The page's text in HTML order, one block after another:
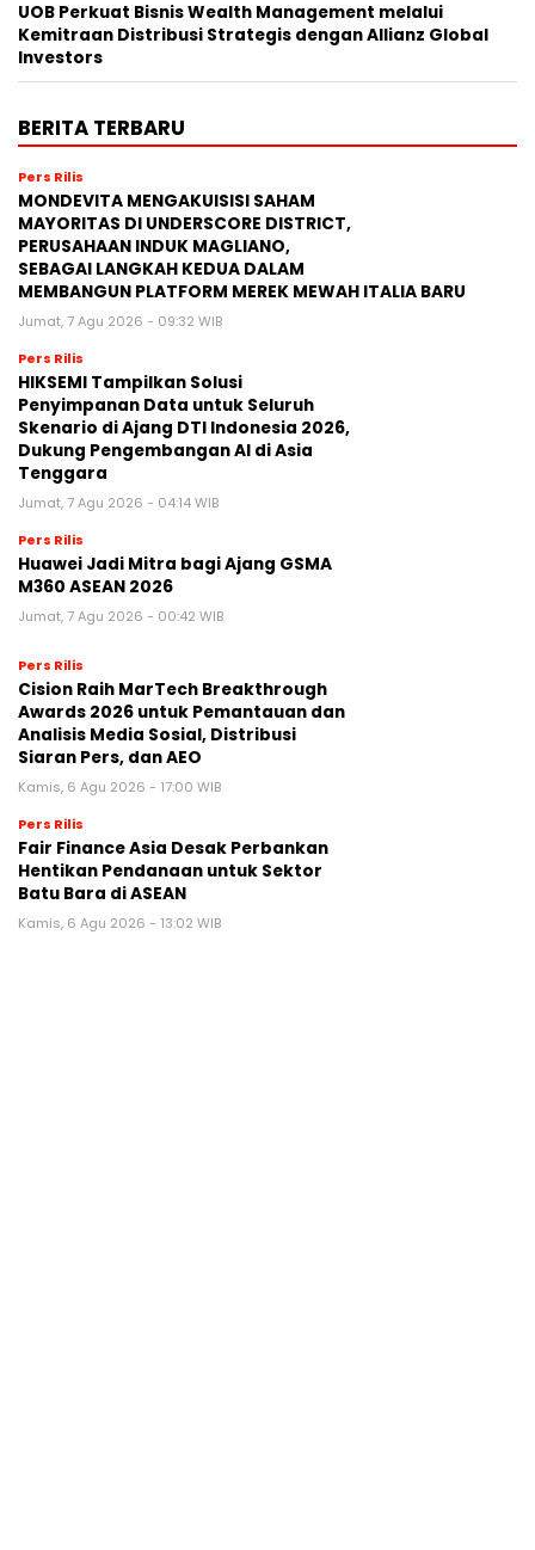
UOB Perkuat Bisnis Wealth Management melalui
Kemitraan Distribusi Strategis dengan Allianz Global
Investors
BERITA TERBARU
Pers Rilis
MONDEVITA MENGAKUISISI SAHAM
MAYORITAS DI UNDERSCORE DISTRICT,
PERUSAHAAN INDUK MAGLIANO,
SEBAGAI LANGKAH KEDUA DALAM
MEMBANGUN PLATFORM MEREK MEWAH ITALIA BARU
Jumat, 7 Agu 2026 - 09:32 WIB
Pers Rilis
HIKSEMI Tampilkan Solusi
Penyimpanan Data untuk Seluruh
Skenario di Ajang DTI Indonesia 2026,
Dukung Pengembangan AI di Asia
Tenggara
Jumat, 7 Agu 2026 - 04:14 WIB
Pers Rilis
Huawei Jadi Mitra bagi Ajang GSMA
M360 ASEAN 2026
Jumat, 7 Agu 2026 - 00:42 WIB
Pers Rilis
Cision Raih MarTech Breakthrough
Awards 2026 untuk Pemantauan dan
Analisis Media Sosial, Distribusi
Siaran Pers, dan AEO
Kamis, 6 Agu 2026 - 17:00 WIB
Pers Rilis
Fair Finance Asia Desak Perbankan
Hentikan Pendanaan untuk Sektor
Batu Bara di ASEAN
Kamis, 6 Agu 2026 - 13:02 WIB